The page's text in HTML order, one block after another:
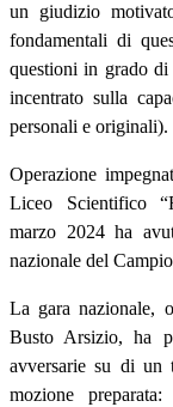
un giudizio
fondamentali di
questioni in grado di
incentrato sulla
personali e originali).
Operazione
Liceo Scientifico
marzo 2024 ha
nazionale del
La gara nazionale,
Busto Arsizio, ha
avversarie su di un
mozione preparata: